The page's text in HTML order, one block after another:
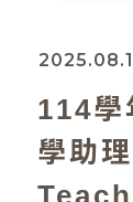
114學
學助